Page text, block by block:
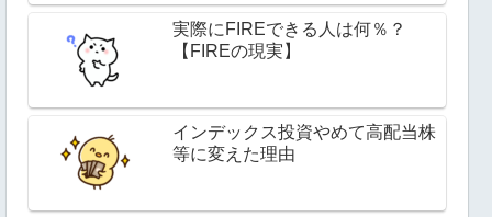
実際にFIREできる人は何％？
【FIREの現実】
インデックス投資やめて高配当株
等に変えた理由